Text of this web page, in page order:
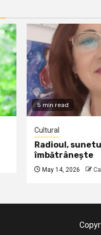
5 min read
Cultural
Radioul,
îmbătrânește
May 14, 2026